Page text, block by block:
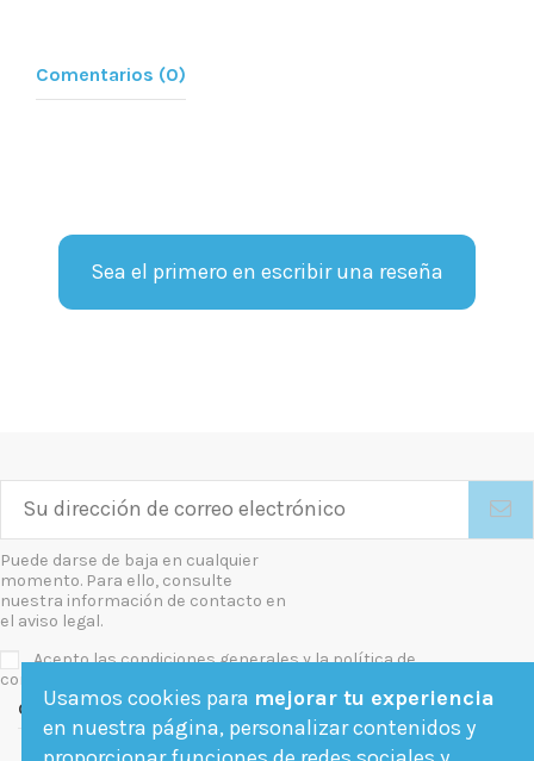
Comentarios (0)
Sea el primero en escribir una reseña
Puede darse de baja en cualquier
momento. Para ello, consulte
nuestra información de contacto en
el aviso legal.
Acepto las condiciones generales y la política de
confidencialidad
Contact us
Usamos cookies para mejorar tu experiencia
en nuestra página, personalizar contenidos y